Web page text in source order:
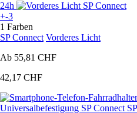
24h
+-3
1 Farben
SP Connect Vorderes Licht
Ab 55,81 CHF
42,17 CHF